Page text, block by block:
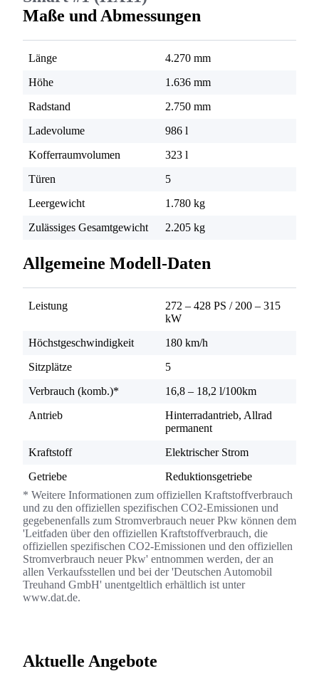
Maße und Abmessungen
Länge
4.270 mm
Höhe
1.636 mm
Radstand
2.750 mm
Ladevolume
986 l
Kofferraumvolumen
323 l
Türen
5
Leergewicht
1.780 kg
Zulässiges Gesamtgewicht
2.205 kg
Allgemeine Modell-Daten
Leistung 272 – 428 PS / 200 – 315
kW
Höchstgeschwindigkeit
180 km/h
Sitzplätze
5
Verbrauch (komb.)*
16,8 – 18,2 l/100km
Antrieb
Hinterradantrieb, Allrad
permanent
Kraftstoff
Elektrischer Strom
Getriebe
Reduktionsgetriebe
* Weitere Informationen zum offiziellen Kraftstoffverbrauch
und zu den offiziellen spezifischen CO2-Emissionen und
gegebenenfalls zum Stromverbrauch neuer Pkw können dem
'Leitfaden über den offiziellen Kraftstoffverbrauch, die
offiziellen spezifischen CO2-Emissionen und den offiziellen
Stromverbrauch neuer Pkw' entnommen werden, der an
allen Verkaufsstellen und bei der 'Deutschen Automobil
Treuhand GmbH' unentgeltlich erhältlich ist unter
www.dat.de.
Aktuelle Angebote